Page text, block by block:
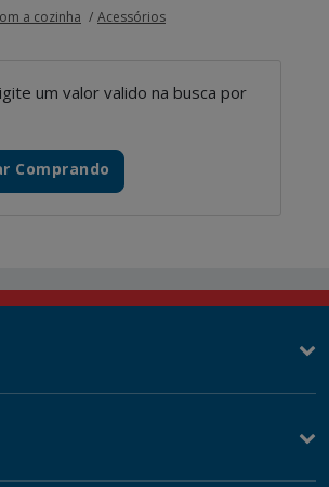
a cozinha Acessórios
um valor valido na busca por
Comprando